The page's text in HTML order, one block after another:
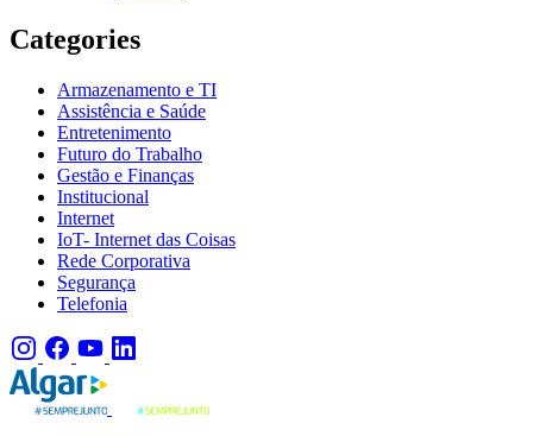
Categories
Armazenamento e TI
Assistência e Saúde
Entretenimento
Futuro do Trabalho
Gestão e Finanças
Institucional
Internet
IoT- Internet das Coisas
Rede Corporativa
Segurança
Telefonia